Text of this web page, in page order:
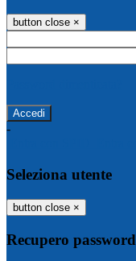
button close ×
-
Seleziona utente
button close ×
Recupero password